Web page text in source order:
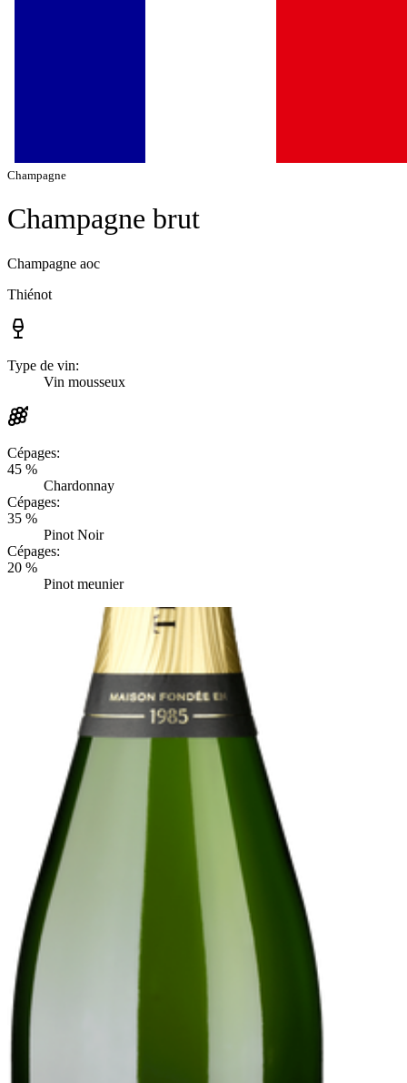
Champagne
Champagne brut
Champagne aoc
Thiénot
Type de vin:
Vin mousseux
Cépages:
45 %
Chardonnay
Cépages:
35 %
Pinot Noir
Cépages:
20 %
Pinot meunier